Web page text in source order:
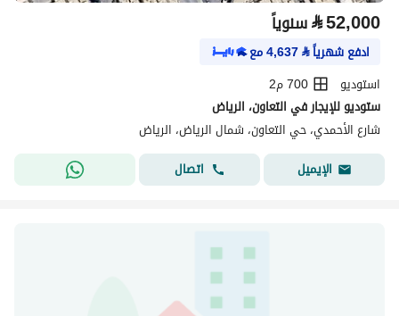
⃁52,000 سنوياً
ادفع شهرياً⃁
4,637مع
استوديو
700 م2
ستوديو للإيجار في التعاون، الرياض
شارع الأحمدي، حي التعاون، شمال الرياض، الرياض
الإيميل
اتصال